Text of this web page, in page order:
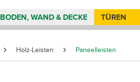
BODEN, WAND & DECKE TÜREN
Holz-Leisten Paneelleisten